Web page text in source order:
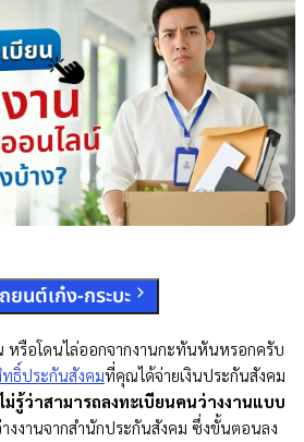
ยนต์เก๋ง-กระบะ
หรือโดนไล่ออกจากงานกะทันหันหรอกครับ
ธิ์ประกันสังคมที่คุณได้จ่ายเงินประกันสังคม
รู้ว่าสามารถลงทะเบียนคนว่างงานแบบ
งงานจากสำนักประกันสังคม ซึ่งขั้นตอนลง